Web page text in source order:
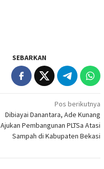
SEBARKAN
Pos berikutnya
Dibiayai Danantara, Ade Kunang
Ajukan Pembangunan PLTSa Atasi
Sampah di Kabupaten Bekasi